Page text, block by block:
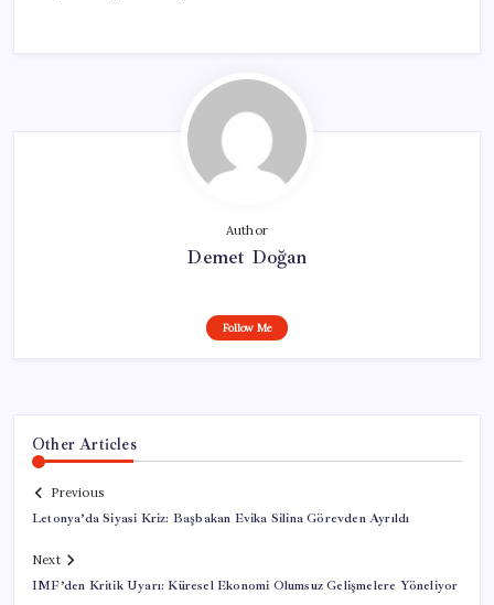
Author
Demet Doğan
Follow Me
Other Articles
Previous
Letonya’da Siyasi Kriz: Başbakan Evika Silina Görevden Ayrıldı
Next
IMF’den Kritik Uyarı: Küresel Ekonomi Olumsuz Gelişmelere Yöneliyor